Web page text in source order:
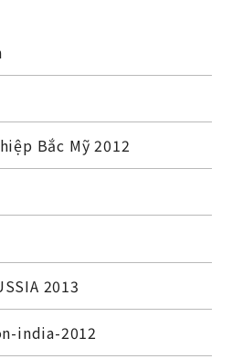
Bắc Mỹ 2012
2013
india-2012